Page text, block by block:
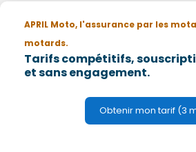
APRIL Moto, l'assurance par les
motards.
Tarifs compétitifs,
et sans engagement.
Obtenir mon tarif (3